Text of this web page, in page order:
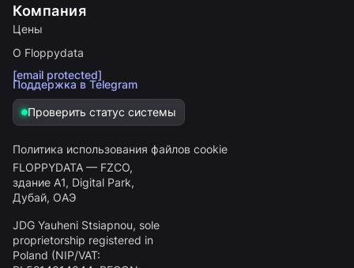
Компания
Цены
О Floppydata
[email protected]
Поддержка в Telegram
Проверить статус системы
FLOPPYDATA — FZCO,
здание A1, Digital Park,
Дубай, ОАЭ
JDG Yauheni Stsiapnou, sole
proprietorship registered in
Poland (NIP/VAT:
Политика использования файлов cookie